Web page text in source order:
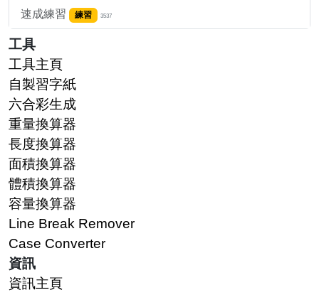
速成練習 練習 3537
工具
工具主頁
自製習字紙
六合彩生成
重量換算器
長度換算器
面積換算器
體積換算器
容量換算器
Line Break Remover
Case Converter
資訊
資訊主頁